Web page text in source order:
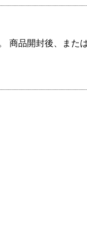
商品開封後、また